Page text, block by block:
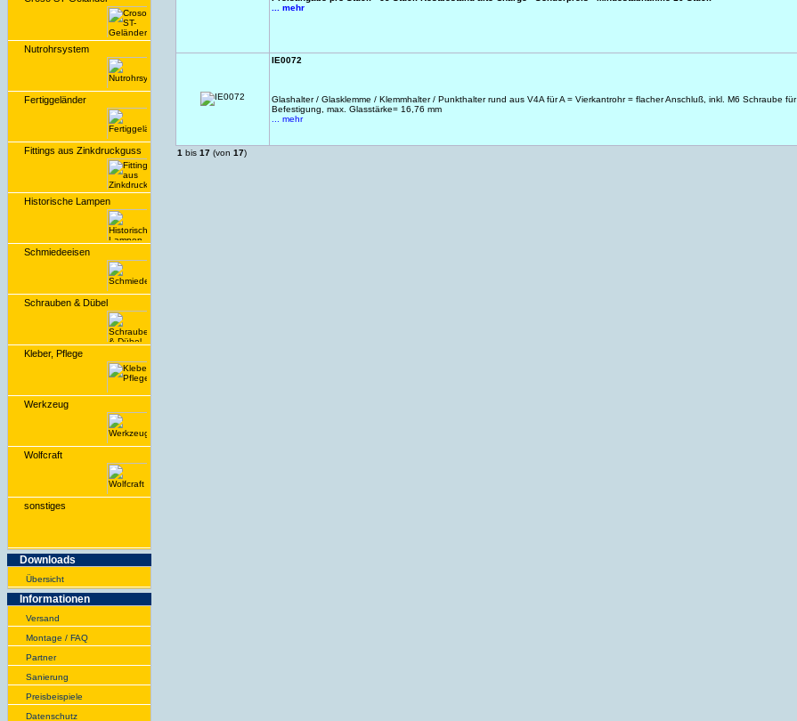
Nutrohrsystem
Fertiggeländer
Fittings aus Zinkdruckguss
Historische Lampen
Schmiedeeisen
Schrauben & Dübel
Kleber, Pflege
Werkzeug
Wolfcraft
sonstiges
Downloads
Übersicht
Infor­ma­tionen
Versand
Montage / FAQ
Partner
Sanie­rung
Preis­beispiele
Daten­schutz
... mehr
IE0072
Glashalter / Glasklemme / Klemmhalter / Punkthalter rund aus V4A für A = Vierkantrohr = flacher Anschluß, inkl. M6 Schraube für
Befestigung, max. Glasstärke= 16,76 mm
... mehr
1 bis 17 (von 17)